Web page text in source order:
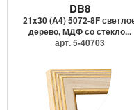
DB8
21x30 (A4) 5072-8F
дерево, МДФ со стекло...
арт. 5-40703